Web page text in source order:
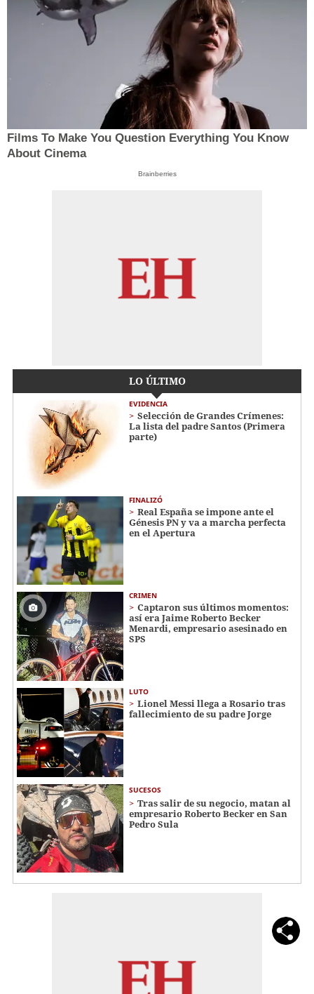
Films To Make You Question Everything You Know
About Cinema
Brainberries
LO ÚLTIMO
EVIDENCIA
Selección de Grandes Crímenes:
La lista del padre Santos (Primera
parte)
FINALIZÓ
Real España se impone ante el
Génesis PN y va a marcha perfecta
en el Apertura
CRIMEN
Captaron sus últimos momentos:
así era Jaime Roberto Becker
Menardi​​​, empresario asesinado en
SPS
LUTO
Lionel Messi llega a Rosario tras
fallecimiento de su padre Jorge
SUCESOS
Tras salir de su negocio, matan al
empresario Roberto Becker en San
Pedro Sula